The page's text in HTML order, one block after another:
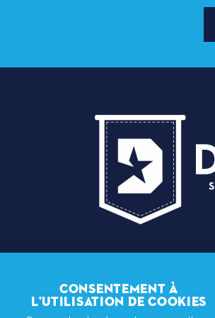
CONSENTEMENT À
L'UTILISATION DE COOKIES